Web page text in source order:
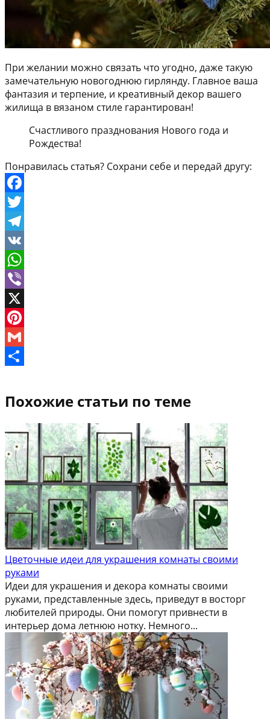
При желании можно связать что угодно, даже такую
замечательную новогоднюю гирлянду. Главное ваша
фантазия и терпение, и креативный декор вашего
жилища в вязаном стиле гарантирован!
Счастливого празднования Нового года и
Рождества!
Понравилась статья? Сохрани себе и передай другу:
Facebook
Twitter
Telegram
VK
WhatsApp
Viber
X
Pinterest
Gmail
Похожие статьи по теме
Цветочные идеи для украшения комнаты своими
руками
Идеи для украшения и декора комнаты своими
руками, представленные здесь, приведут в восторг
любителей природы. Они помогут привнести в
интерьер дома летнюю нотку. Немного...